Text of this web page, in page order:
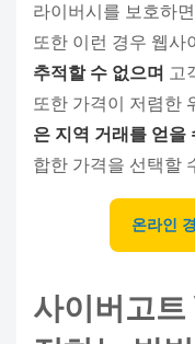
라이버시를 보호하
또한 이런 경우 웹사
추적할 수 없으며 고
또한 가격이 저렴한
은 지역 거래를 얻을
합한 가격을 선택할
온라인
사이버고